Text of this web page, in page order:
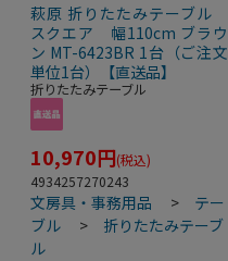
萩原 折りたたみテーブル
スクエア 幅110cm ブラウ
ン MT-6423BR 1台（ご注文
単位1台）【直送品】
折りたたみテーブル
10,970円(税込)
4934257270243
文房具・事務用品 > テー
ブル
> 折りたたみテーブ
ル